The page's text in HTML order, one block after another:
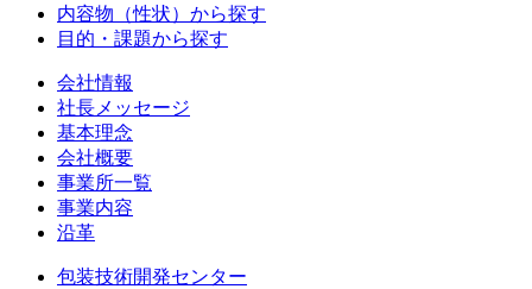
内容物（性状）から探す
目的・課題から探す
会社情報
社長メッセージ
基本理念
会社概要
事業所一覧
事業内容
沿革
包装技術開発センター